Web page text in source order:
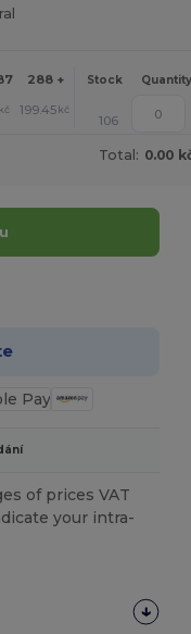
288 + More
Stock Quantity
kč 199.45 kč +106
Total: 0.00
of prices VAT
your intra-